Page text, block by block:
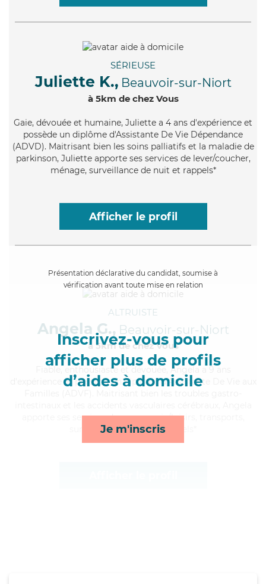
SÉRIEUSE
Juliette K., Beauvoir-sur-Niort
à 5km de chez Vous
Gaie, dévouée et humaine, Juliette a 4 ans d'expérience et
possède un diplôme d'Assistante De Vie Dépendance
(ADVD). Maitrisant bien les soins palliatifs et la maladie de
parkinson, Juliette apporte ses services de lever/coucher,
ménage, surveillance de nuit et rappels*
Afficher le profil
Présentation déclarative du candidat, soumise à
vérification avant toute mise en relation
Inscrivez-vous pour
afficher plus de profils
d’aides à domicile
Je m'inscris
ALTRUISTE
Angela G., Beauvoir-sur-Niort
à 5km de chez Vous
, enthousiaste et dévouée, Angela a 9 ans
d'expérience et possède un diplôme d'Assistante De Vie aux
apporte ses services de compagnie/loisirs, transports,
surveillance de nuit et rappels*